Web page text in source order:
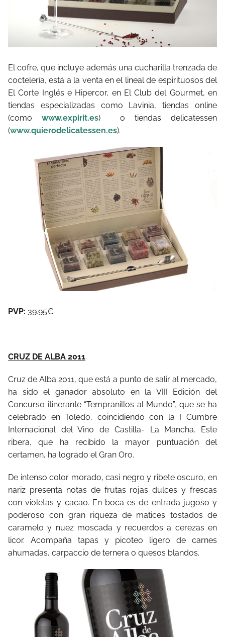
El cofre, que incluye además una cucharilla trenzada de
coctelería, está a la venta en el lineal de espirituosos del
El Corte Inglés e Hipercor, en El Club del Gourmet, en
tiendas especializadas como Lavinia, tiendas online
(comowww.expirit.es) o tiendas delicatessen
(www.quierodelicatessen.es).
PVP: 39.95€
CRUZ DE ALBA 2011
Cruz de Alba 2011, que está a punto de salir al mercado,
ha sido el ganador absoluto en la VIII Edición del
Concurso itinerante “Tempranillos al Mundo”, que se ha
celebrado en Toledo, coincidiendo con la I Cumbre
Internacional del Vino de Castilla- La Mancha. Este
ribera, que ha recibido la mayor puntuación del
certamen, ha logrado el Gran Oro.
De intenso color morado, casi negro y ribete oscuro, en
nariz presenta notas de frutas rojas dulces y frescas
con violetas y cacao. En boca es de entrada jugoso y
poderoso con gran riqueza de matices tostados de
caramelo y nuez moscada y recuerdos a cerezas en
licor. Acompaña tapas y picoteo ligero de carnes
ahumadas, carpaccio de ternera o quesos blandos.